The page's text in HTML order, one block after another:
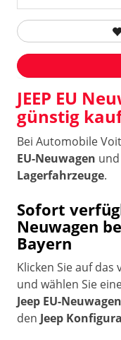
JEEP EU
günstig
Bei Automobile
EU-Neuwagen und
Lagerfahrzeuge.
Sofort
Neuwagen
Bayern
Klicken Sie auf das
und wählen Sie
Jeep EU-Neuwagen
den Jeep